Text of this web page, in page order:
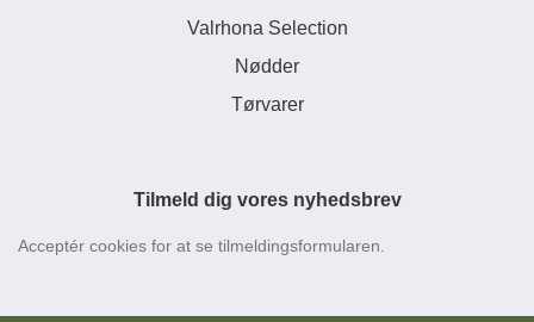
Valrhona Selection
Nødder
Tørvarer
Tilmeld dig vores nyhedsbrev
Acceptér cookies for at se tilmeldingsformularen.